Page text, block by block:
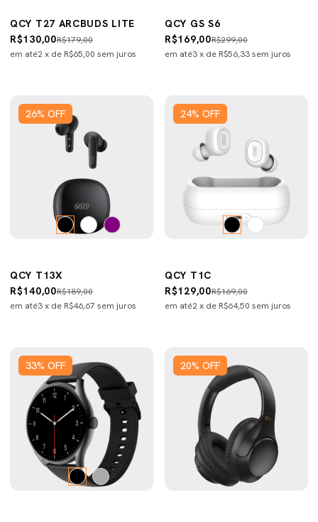
QCY T27 ARCBUDS LITE
R$179,00
R$130,00
em até2x de R$65,00 sem juros
QCY GS S6
R$299,00
R$169,00
em até3x de R$56,33sem juros
26% OFF
QCY T13X
R$189,00
R$140,00
em até3x de R$46,67 sem juros
24% OFF
QCY T1C
R$169,00
R$129,00
em até2x de R$64,50 sem juros
33% OFF 20% OFF